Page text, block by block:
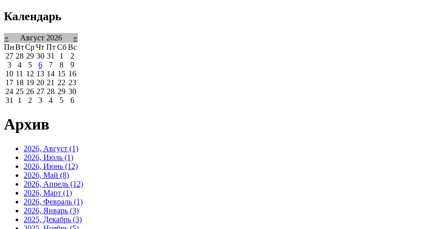
Календарь
« Август 2026
»
ПнВтСрЧт Пт Сб Вс
27 28 29 30 31 1
2
3
4 5 6 7 8
9
10 11 12 13 14 15 16
17 18 19 20 21 22 23
24 25 26 27 28 29 30
31
1 2 3 4 5 6
Архив
2026, Август (1)
2026, Июль (1)
2026, Июнь (12)
2026, Май (8)
2026, Апрель (12)
2026, Март (1)
2026, Февраль (1)
2026, Январь (3)
2025, Декабрь (3)